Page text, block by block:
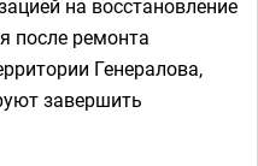
на восстановление
после ремонта
Генералова,
завершить